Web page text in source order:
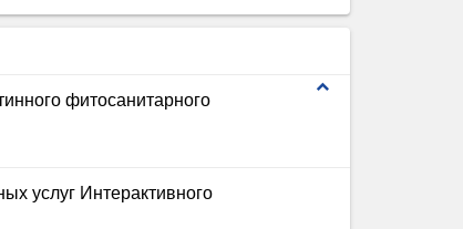
expand_less
фитосанитарного
услуг Интерактивного